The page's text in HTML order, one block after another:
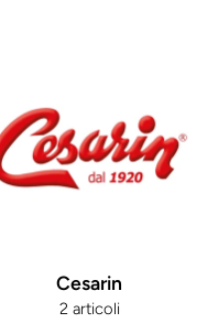
Cesarin
2 articoli